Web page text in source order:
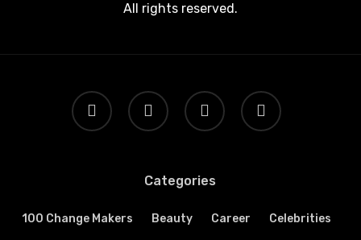
All rights reserved.
twitter facebook
google-
plus
yelp
Categories
100 Change Makers Beauty Career Celebrities